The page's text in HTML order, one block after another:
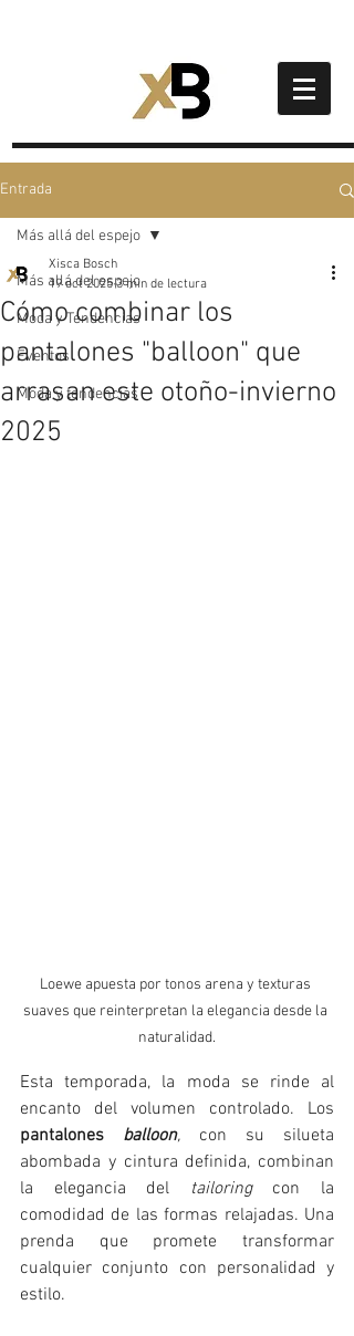
Entrada
Más allá del espejo
Moda y Tendencias
Eventos
Moda y tendencias
Más allá del espejo
Cómo combinar los
pantalones "balloon" que
arrasan este otoño-invierno
2025
Xisca Bosch
19 oct 2025 3 min de lectura
Loewe apuesta por tonos arena y texturas
suaves que reinterpretan la elegancia desde la
naturalidad.
Esta temporada, la moda se rinde al
pantalones balloon, con su silueta
abombada y cintura definida, combinan
la elegancia del
tailoring con la
comodidad de las formas relajadas. Una
prenda que promete transformar
cualquier conjunto con personalidad y
estilo.